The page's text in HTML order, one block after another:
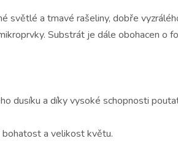
světlé a tmavé rašeliny, dobře
Substrát je dále obohacen o
dusíku a díky vysoké schopnosti
a velikost květu.